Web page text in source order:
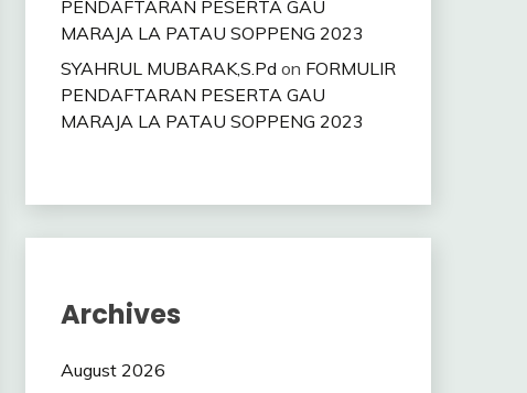
PENDAFTARAN PESERTA GAU
MARAJA LA PATAU SOPPENG 2023
SYAHRUL MUBARAK,S.Pd on FORMULIR
PENDAFTARAN PESERTA GAU
MARAJA LA PATAU SOPPENG 2023
Archives
August 2026